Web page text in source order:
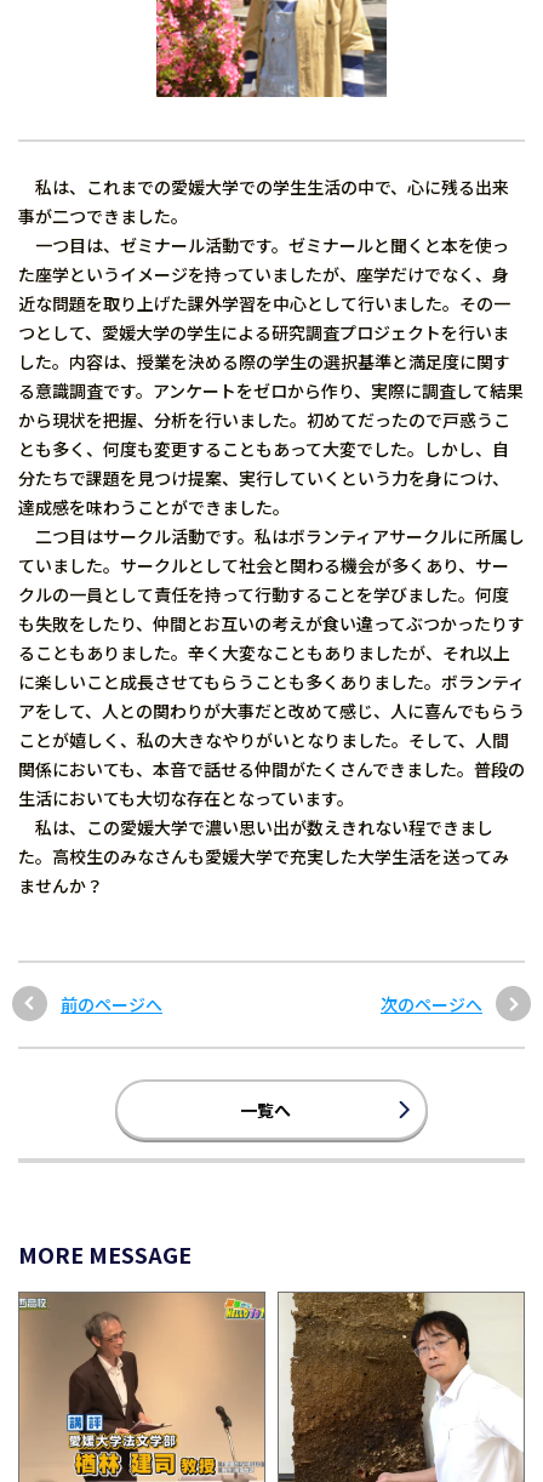
私は、これまでの愛媛大学での学生生活の中で、心に残る出来
事が二つできました。
一つ目は、ゼミナール活動です。ゼミナールと聞くと本を使っ
た座学というイメージを持っていましたが、座学だけでなく、身
近な問題を取り上げた課外学習を中心として行いました。その一
つとして、愛媛大学の学生による研究調査プロジェクトを行いま
した。内容は、授業を決める際の学生の選択基準と満足度に関す
る意識調査です。アンケートをゼロから作り、実際に調査して結果
から現状を把握、分析を行いました。初めてだったので戸惑うこ
とも多く、何度も変更することもあって大変でした。しかし、自
分たちで課題を見つけ提案、実行していくという力を身につけ、
達成感を味わうことができました。
二つ目はサークル活動です。私はボランティアサークルに所属し
ていました。サークルとして社会と関わる機会が多くあり、サー
クルの一員として責任を持って行動することを学びました。何度
も失敗をしたり、仲間とお互いの考えが食い違ってぶつかったりす
ることもありました。辛く大変なこともありましたが、それ以上
に楽しいこと成長させてもらうことも多くありました。ボランティ
アをして、人との関わりが大事だと改めて感じ、人に喜んでもらう
ことが嬉しく、私の大きなやりがいとなりました。そして、人間
関係においても、本音で話せる仲間がたくさんできました。普段の
生活においても大切な存在となっています。
私は、この愛媛大学で濃い思い出が数えきれない程できまし
た。高校生のみなさんも愛媛大学で充実した大学生活を送ってみ
ませんか？
前のページへ 次のページへ
一覧へ
MORE MESSAGE